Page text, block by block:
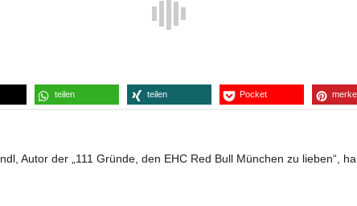
teilen teilen Pocket
Autor der „111 Gründe, den EHC Red Bull München zu lieben“,